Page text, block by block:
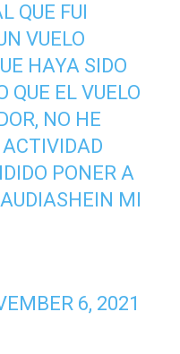
QUE FUI
VUELO
HAYA SIDO
QUE EL VUELO
NO HE
PONER A
MI
6, 2021